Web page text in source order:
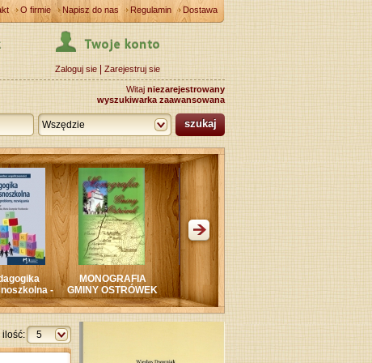
O firmie Napisz do nas Regulamin Dostawa
Zaloguj sie Zarejestruj sie
Witaj niezarejestrowany
wyszukiwarka zaawansowana
Wszędzie szukaj
OSTRÓWEK
SKOMLIN.
Wierszowana
historia SKOMLINA
CHRZEŚCIJAŃSTWO
Ks. JAN ZWIĄZEK
Życie i Dzieło
ilość: 5